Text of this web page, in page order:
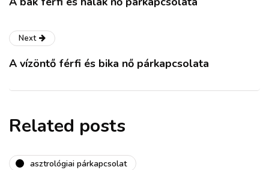
Next
A vízöntő férfi és bika nő párkapcsolata
Related posts
asztrológiai párkapcsolat